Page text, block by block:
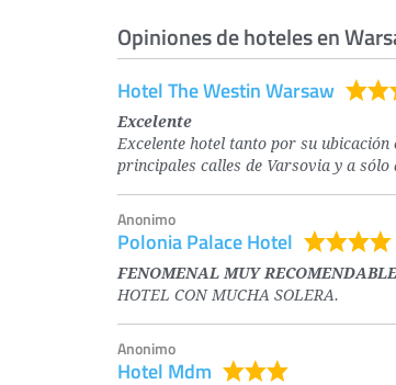
Opiniones de hoteles en
Hotel The Westin Warsaw
Excelente
Excelente hotel tanto por su
principales calles de Varsovia y a
Anonimo
Polonia Palace Hotel
FENOMENAL MUY RECOMENDABLE
HOTEL CON MUCHA SOLERA.
Anonimo
Hotel Mdm